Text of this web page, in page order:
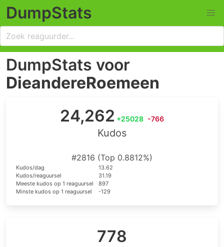
DumpStats
DumpStats voor
DieandereRoemeen
24,262 +25028 -766
Kudos
#2816 (Top 0.8812%)
Kudos/dag
13.62
Kudos/reaguursel
31.19
Meeste kudos op 1 reaguursel
897
Minste kudos op 1 reaguursel
-129
778